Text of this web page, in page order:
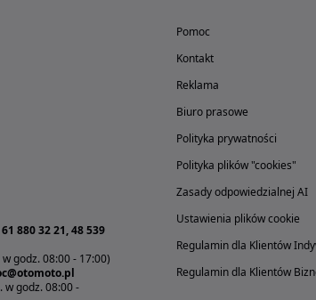
880 32 21, 48 539
godz. 08:00 - 17:00)
w godz. 08:00 -
Pomoc
Kontakt
Reklama
Biuro prasowe
Polityka prywatności
Polityka plików "cookies"
Zasady odpowiedzialnej AI
Ustawienia plików cookie
Regulamin dla Klientów
Regulamin dla Klientów